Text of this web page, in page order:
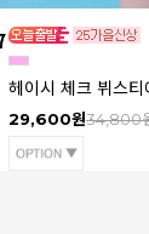
헤이시 체크 뷔스티
29,600원34,800